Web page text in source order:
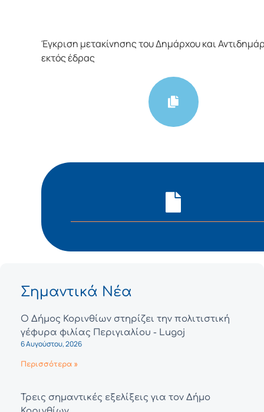
Έγκριση μετακίνησης του Δημάρχου και
εκτός έδρας
Σημαντικά Νέα
Ο Δήμος Κορινθίων στηρίζει την πολιτιστική
γέφυρα φιλίας Περιγιαλίου - Lugoj
6 Αυγούστου, 2026
Περισσότερα »
Τρεις σημαντικές εξελίξεις για τον Δήμο